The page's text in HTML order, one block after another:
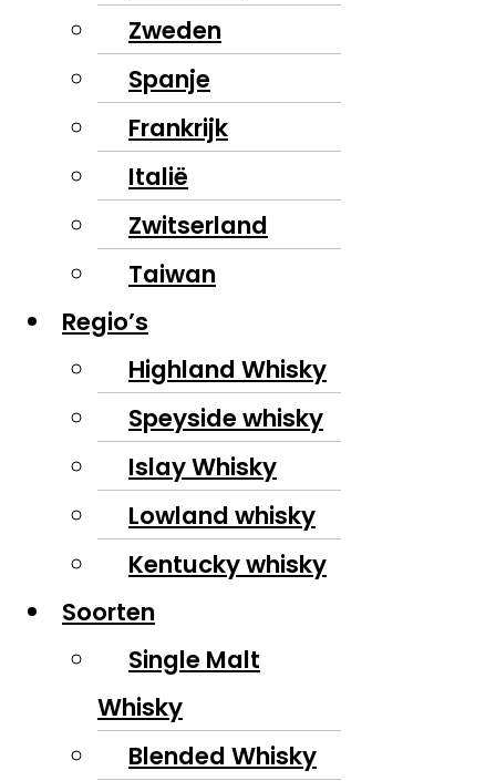
Zweden
Spanje
Frankrijk
Italië
Zwitserland
Taiwan
Regio’s
Highland Whisky
Speyside whisky
Islay Whisky
Lowland whisky
Kentucky whisky
Soorten
Single Malt
Whisky
Blended Whisky